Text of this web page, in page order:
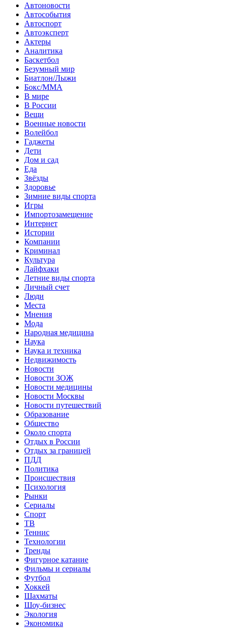
Автоновости
Автособытия
Автоспорт
Автоэксперт
Актеры
Аналитика
Баскетбол
Безумный мир
Биатлон/Лыжи
Бокс/MMA
В мире
В России
Вещи
Военные новости
Волейбол
Гаджеты
Дети
Дом и сад
Еда
Звёзды
Здоровье
Зимние виды спорта
Игры
Импортозамещение
Интернет
Истории
Компании
Криминал
Культура
Лайфхаки
Летние виды спорта
Личный счет
Люди
Места
Мнения
Мода
Народная медицина
Наука
Наука и техника
Недвижимость
Новости
Новости ЗОЖ
Новости медицины
Новости Москвы
Новости путешествий
Образование
Общество
Около спорта
Отдых в России
Отдых за границей
ПДД
Политика
Происшествия
Психология
Рынки
Сериалы
Спорт
ТВ
Теннис
Технологии
Тренды
Фигурное катание
Фильмы и сериалы
Футбол
Хоккей
Шахматы
Шоу-бизнес
Экология
Экономика